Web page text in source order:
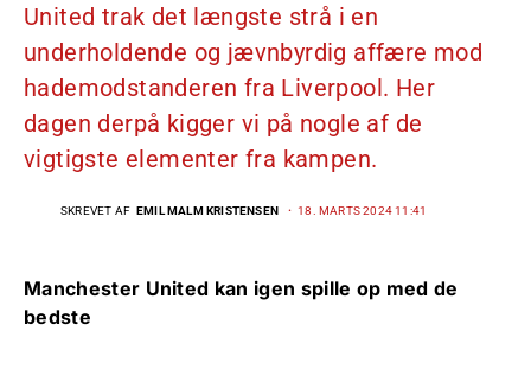
United trak det længste strå i en
underholdende og jævnbyrdig affære mod
hademodstanderen fra Liverpool. Her
dagen derpå kigger vi på nogle af de
vigtigste elementer fra kampen.
SKREVET AF EMIL MALM KRISTENSEN 18. MARTS 2024 11:41
Manchester United kan igen spille op med de
bedste